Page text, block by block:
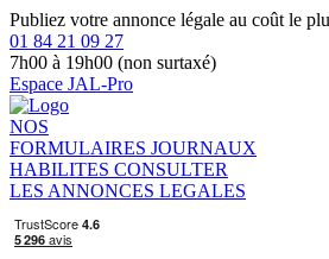
Publiez votre annonce légale au coût le
01 84 21 09 27
7h00 à 19h00 (non surtaxé)
Espace JAL-Pro
NOS
FORMULAIRES JOURNAUX
HABILITES CONSULTER
LES ANNONCES LEGALES